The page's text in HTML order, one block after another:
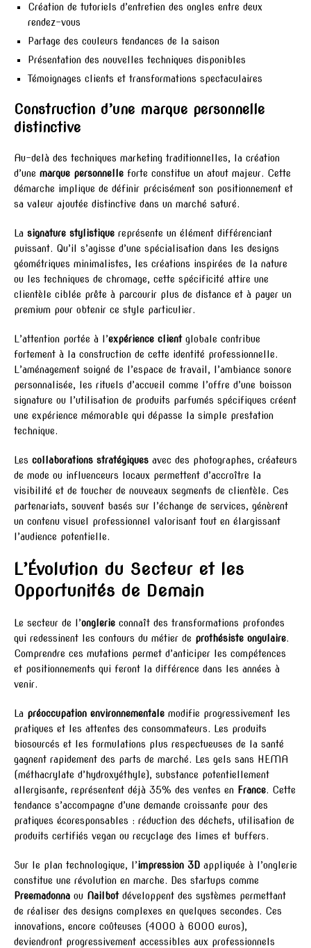
Création de tutoriels d’entretien des ongles entre deux
rendez-vous
Partage des couleurs tendances de la saison
Présentation des nouvelles techniques disponibles
Témoignages clients et transformations spectaculaires
Construction d’une marque personnelle
distinctive
Au-delà des techniques marketing traditionnelles, la création
d’une marque personnelle forte constitue un atout majeur. Cette
démarche implique de définir précisément son positionnement et
sa valeur ajoutée distinctive dans un marché saturé.
La signature stylistique représente un élément différenciant
puissant. Qu’il s’agisse d’une spécialisation dans les designs
géométriques minimalistes, les créations inspirées de la nature
ou les techniques de chromage, cette spécificité attire une
clientèle ciblée prête à parcourir plus de distance et à payer un
premium pour obtenir ce style particulier.
L’attention portée à l’expérience clientglobale contribue
fortement à la construction de cette identité professionnelle.
L’aménagement soigné de l’espace de travail, l’ambiance sonore
personnalisée, les rituels d’accueil comme l’offre d’une boisson
signature ou l’utilisation de produits parfumés spécifiques créent
une expérience mémorable qui dépasse la simple prestation
technique.
Les collaborations stratégiques avec des photographes, créateurs
de mode ou influenceurs locaux permettent d’accroître la
visibilité et de toucher de nouveaux segments de clientèle. Ces
partenariats, souvent basés sur l’échange de services, génèrent
un contenu visuel professionnel valorisant tout en élargissant
l’audience potentielle.
L’Évolution du Secteur et les
Opportunités de Demain
Le secteur de l’onglerie connaît des transformations profondes
qui redessinent les contours du métier de prothésiste ongulaire.
Comprendre ces mutations permet d’anticiper les compétences
et positionnements qui feront la différence dans les années à
venir.
La préoccupation environnementale modifie progressivement les
pratiques et les attentes des consommateurs. Les produits
biosourcés et les formulations plus respectueuses de la santé
gagnent rapidement des parts de marché. Les gels sans HEMA
(méthacrylate d’hydroxyéthyle), substance potentiellement
allergisante, représentent déjà 35% des ventes en France. Cette
tendance s’accompagne d’une demande croissante pour des
pratiques écoresponsables : réduction des déchets, utilisation de
produits certifiés vegan ou recyclage des limes et buffers.
Sur le plan technologique, l’impression 3D appliquée à l’onglerie
constitue une révolution en marche. Des startups comme
Preemadonna ou Nailbotdéveloppent des systèmes permettant
de réaliser des designs complexes en quelques secondes. Ces
innovations, encore coûteuses (4000 à 6000 euros),
deviendront progressivement accessibles aux professionnels